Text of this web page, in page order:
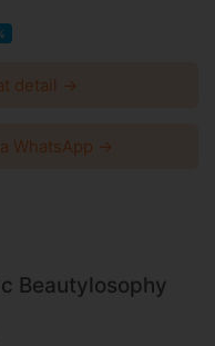
detail →
WhatsApp →
Beautylosophy